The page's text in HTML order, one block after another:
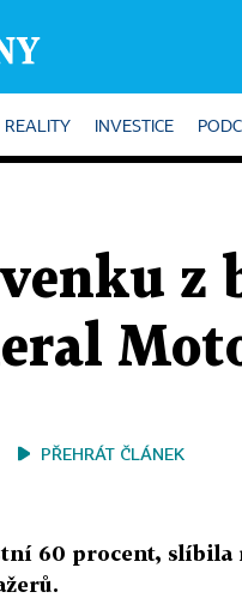
REALITY INVESTICE
venku
PŘEHRÁT ČLÁNEK
60 procent,